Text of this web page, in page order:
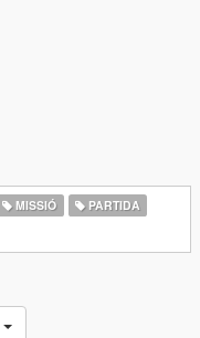
MISSIÓ
PARTIDA